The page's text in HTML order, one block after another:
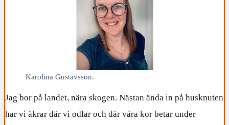
Karolina Gustavsson.
Jag bor på landet, nära skogen. Nästan ända in på husknuten
har vi åkrar där vi odlar och där våra kor betar under